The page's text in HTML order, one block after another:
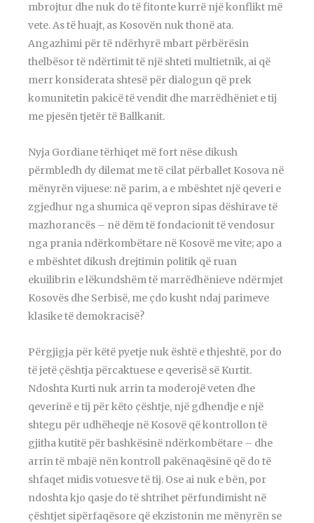
mbrojtur dhe nuk do të fitonte kurrë një konflikt më
vete. As të huajt, as Kosovën nuk thonë ata.
Angazhimi për të ndërhyrë mbart përbërësin
thelbësor të ndërtimit të një shteti multietnik, ai që
merr konsiderata shtesë për dialogun që prek
komunitetin pakicë të vendit dhe marrëdhëniet e tij
me pjesën tjetër të Ballkanit.
Nyja Gordiane tërhiqet më fort nëse dikush
përmbledh dy dilemat me të cilat përballet Kosova në
mënyrën vijuese: në parim, a e mbështet një qeveri e
zgjedhur nga shumica që vepron sipas dëshirave të
mazhorancës – në dëm të fondacionit të vendosur
nga prania ndërkombëtare në Kosovë me vite; apo a
e mbështet dikush drejtimin politik që ruan
ekuilibrin e lëkundshëm të marrëdhënieve ndërmjet
Kosovës dhe Serbisë, me çdo kusht ndaj parimeve
klasike të demokracisë?
Përgjigja për këtë pyetje nuk është e thjeshtë, por do
të jetë çështja përcaktuese e qeverisë së Kurtit.
Ndoshta Kurti nuk arrin ta moderojë veten dhe
qeverinë e tij për këto çështje, një gdhendje e një
shtegu për udhëheqje në Kosovë që kontrollon të
gjitha kutitë për bashkësinë ndërkombëtare – dhe
arrin të mbajë nën kontroll pakënaqësinë që do të
shfaqet midis votuesve të tij. Ose ai nuk e bën, por
ndoshta kjo qasje do të shtrihet përfundimisht në
çështjet sipërfaqësore që ekzistonin me mënyrën se